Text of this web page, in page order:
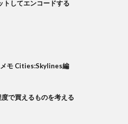
してエンコードする
モ Cities:Skylines編
で買えるものを考える